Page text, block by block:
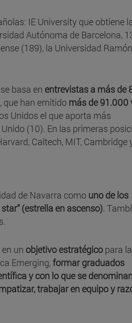
IE University que obtiene
Autónoma de Barcelona,
(189), la Universidad
basa en entrevistas a más de
, que han emitido más de 91.000
Unidos el que aporta más
(10). En las primeras
Caltech, MIT, Cambridge
de Navarra como uno de los
(estrella en ascenso).
un objetivo estratégico para
Emerging,formar graduados
y con lo que se
trabajar en equipo y